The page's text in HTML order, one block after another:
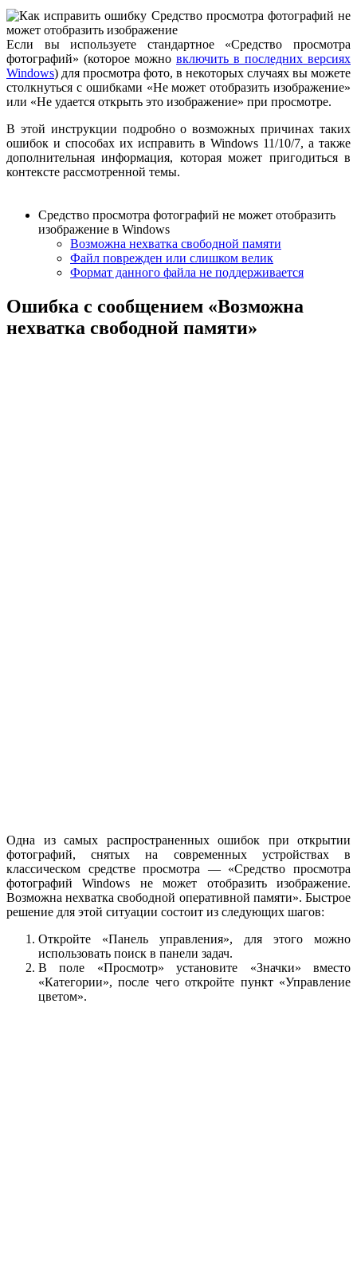
Если вы используете стандартное «Средство просмотра
фотографий» (которое можно включить в последних версиях
Windows) для просмотра фото, в некоторых случаях вы можете
столкнуться с ошибками «Не может отобразить изображение»
или «Не удается открыть это изображение» при просмотре.
В этой инструкции подробно о возможных причинах таких
ошибок и способах их исправить в Windows 11/10/7, а также
дополнительная информация, которая может пригодиться в
контексте рассмотренной темы.
Средство просмотра фотографий не может отобразить
изображение в Windows
Возможна нехватка свободной памяти
Файл поврежден или слишком велик
Формат данного файла не поддерживается
Ошибка с сообщением «Возможна
нехватка свободной памяти»
Одна из самых распространенных ошибок при открытии
фотографий, снятых на современных устройствах в
классическом средстве просмотра — «Средство просмотра
фотографий Windows не может отобразить изображение.
Возможна нехватка свободной оперативной памяти». Быстрое
решение для этой ситуации состоит из следующих шагов:
Откройте «Панель управления», для этого можно
использовать поиск в панели задач.
В поле «Просмотр» установите «Значки» вместо
«Категории», после чего откройте пункт «Управление
цветом».